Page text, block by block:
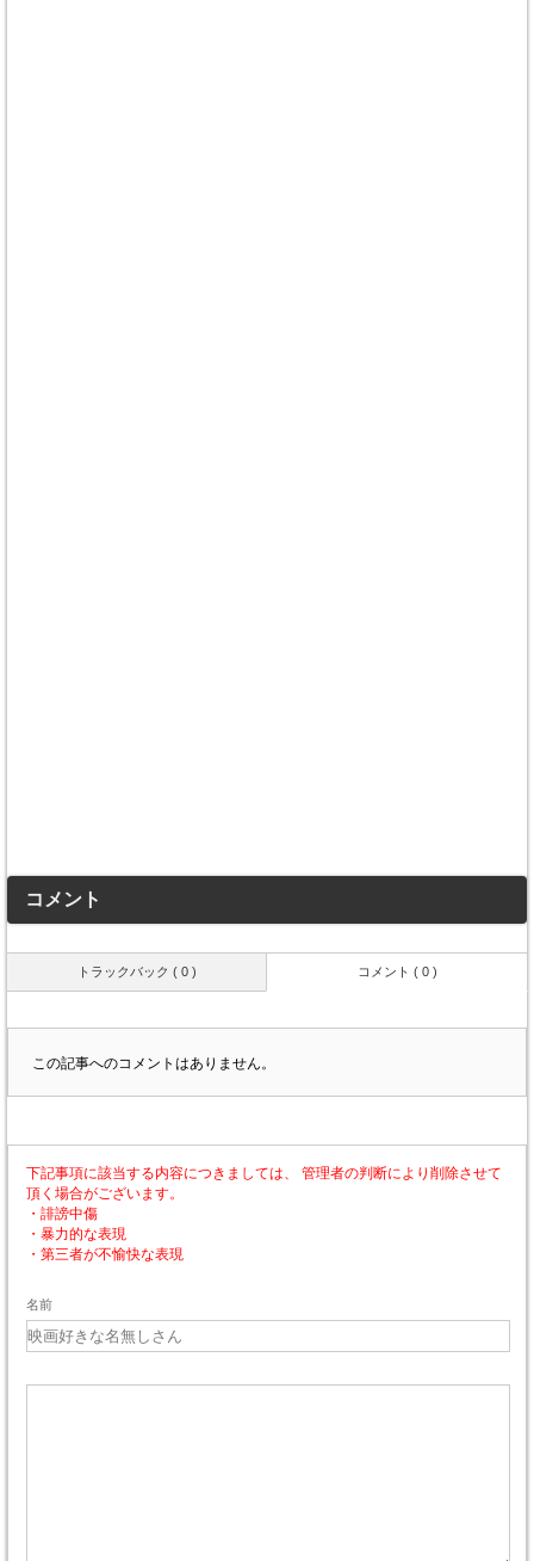
コメント
トラックバック ( 0 ) コメント ( 0 )
この記事へのコメントはありません。
下記事項に該当する内容につきましては、 管理者の判断により削除させて
頂く場合がございます。
・誹謗中傷
・暴力的な表現
・第三者が不愉快な表現
名前